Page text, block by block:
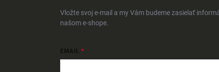
Vložte svoj e-mail a my Vám budeme zasielať
našom e-shope.
EMAIL